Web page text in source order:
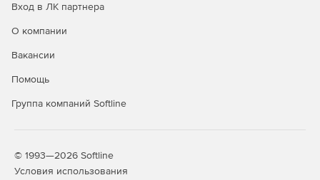
Вход в ЛК партнера
О компании
Вакансии
Помощь
Группа компаний Softline
© 1993—2026 Softline
Условия использования